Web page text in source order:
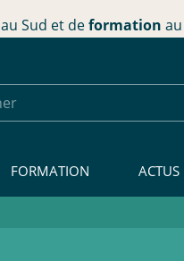
au Sud et deformation
FORMATION ACTUS